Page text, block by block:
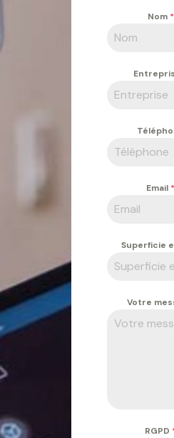
Nom *
Email *
Superficie
Votre
RGPD